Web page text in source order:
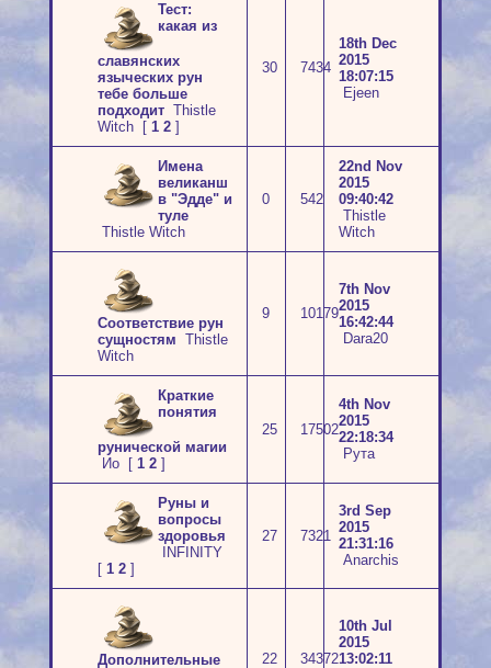
Тест:
какая из
славянских
языческих рун
тебе больше
подходит Thistle
Witch
[ 1 2 ]
30 7434
18th Dec
2015
18:07:15
Ejeen
Имена
великанш
в "Эдде" и
туле
Thistle Witch
0 542
22nd Nov
2015
09:40:42
Thistle
Witch
Соответствие рун
сущностям Thistle
Witch
9 10179
7th Nov
2015
16:42:44
Dara20
Краткие
понятия
рунической магии
Ио
[ 1 2 ]
25 17502
4th Nov
2015
22:18:34
Рута
Руны и
вопросы
здоровья
INFINITY
[ 1 2 ]
27 7321
3rd Sep
2015
21:31:16
Anarchis
Дополнительные 22 34372
10th Jul
2015
13:02:11